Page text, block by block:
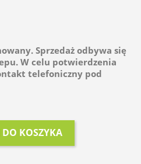
Sprzedaż odbywa się
W celu potwierdzenia
telefoniczny pod
KOSZYKA